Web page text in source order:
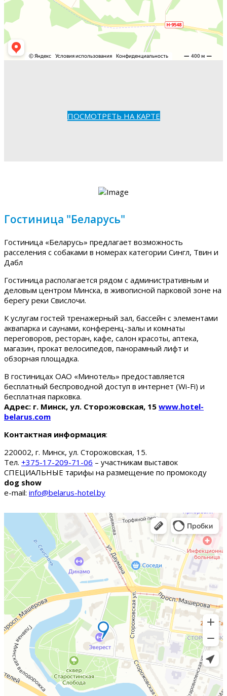
ПОСМОТРЕТЬ НА КАРТЕ
Гостиница "Беларусь"
Гостиница «Беларусь» предлагает возможность
расселения с собаками в номерах категории Сингл, Твин и
Дабл
Гостиница располагается рядом с административным и
деловым центром Минска, в живописной парковой зоне на
берегу реки Свислочи.
К услугам гостей тренажерный зал, бассейн с элементами
аквапарка и саунами, конференц-залы и комнаты
переговоров, ресторан, кафе, салон красоты, аптека,
магазин, прокат велосипедов, панорамный лифт и
обзорная площадка.
В гостиницах ОАО «Минотель» предоставляется
бесплатный беспроводной доступ в интернет (Wi-Fi) и
бесплатная парковка.
Адрес: г. Минск, ул. Сторожовская, 15 www.hotel-
belarus.com
Контактная информация:
220002, г. Минск, ул. Сторожовская, 15.
Тел. +375-17-209-71-06 – участникам выставок
СПЕЦИАЛЬНЫЕ тарифы на размещение по промокоду
dog show
e-mail: info@belarus-hotel.by